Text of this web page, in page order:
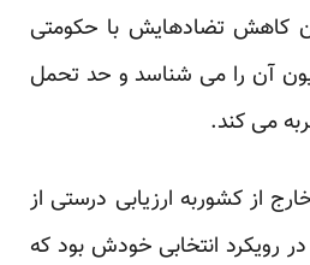
کاهش تضادهایش با حکومتی
آن را می شناسد و حد تحمل
می کند.
از کشوربه ارزیابی درستی از
رویکرد انتخابی خودش بود که